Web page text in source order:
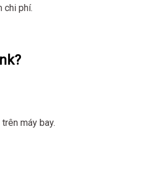
chi phí.
máy bay.